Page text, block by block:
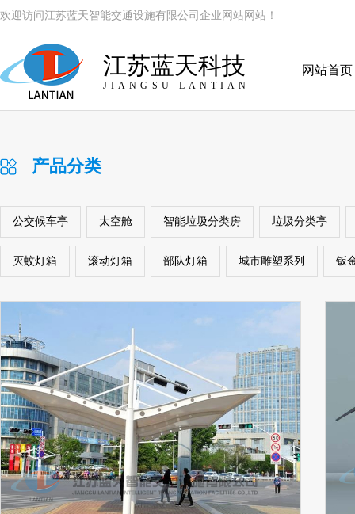
欢迎访问江苏蓝天智能交通设施有限公司企业网站网站！
江苏蓝天科技
JIANGSU LANTIAN
网站首页
产品分类
公交候车亭 太空舱 智能垃圾分类房 垃圾分类亭
灭蚊灯箱 滚动灯箱 部队灯箱 城市雕塑系列 钣